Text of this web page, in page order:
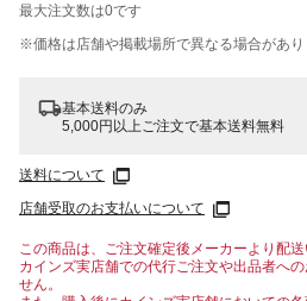
最大注文数は0です
※価格は​店舗や​掲載場所で​異なる​場合が​あり
基本送料のみ
5,000円以上ご注文で基本送料無料
送料について
店舗受取のお支払いについて
この商品は、ご注文確定後メーカーより配
カインズ実店舗での代行ご注文や出品者へ
せん。